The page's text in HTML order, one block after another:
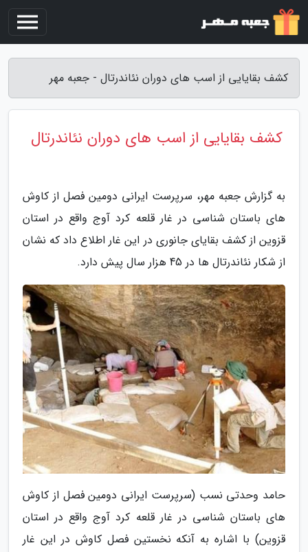
کشف بقایایی از اسب های دوران نئاندرتال - جعبه مهر
کشف بقایایی از اسب های دوران نئاندرتال
به گزارش جعبه مهر، سرپرست ایرانی دومین فصل از کاوش
های باستان شناسی در غار قلعه کرد آوج واقع در استان
قزوین از کشف بقایای جانوری در این غار اطلاع داد که نشان
از شکار نئاندرتال ها در 45 هزار سال پیش دارد.
حامد وحدتی نسب (سرپرست ایرانی دومین فصل از کاوش
های باستان شناسی در غار قلعه کرد آوج واقع در استان
قزوین) با اشاره به آنکه نخستین فصل کاوش در این غار